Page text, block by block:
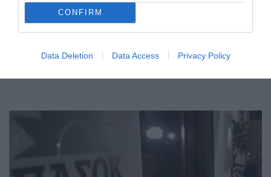
CONFIRM
Data Deletion Data Access Privacy Policy